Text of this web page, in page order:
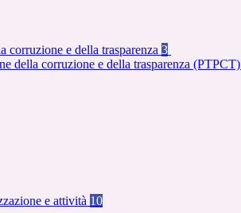
corruzione e della trasparenza 3
della corruzione e della trasparenza (PTPCT)
e attività 10